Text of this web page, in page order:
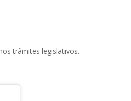
trâmites legislativos.